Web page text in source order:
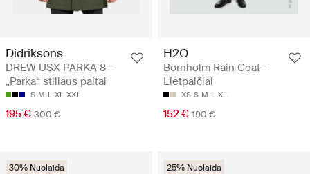
Didriksons
DREW USX PARKA 8 -
„Parka“ stiliaus paltai
S M L XL XXL
195 € 300 €
H2O
Bornholm Rain Coat -
Lietpalčiai
XS S M L XL
152 € 190 €
30% Nuolaida 25% Nuolaida